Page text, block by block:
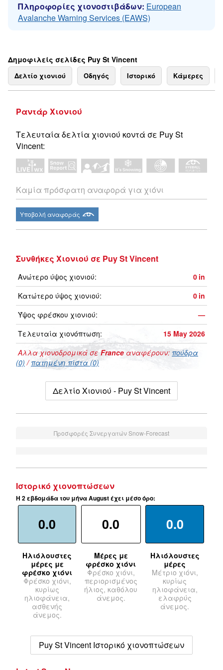
Πληροφορίες χιονοστιβάδων: European
Avalanche Warning Services (EAWS)
Δημοφιλείς σελίδες Puy St Vincent
Δελτίο χιονιού Οδηγός Ιστορικό Κάμερες
Ραντάρ Χιονιού
Τελευταία δελτία χιονιού κοντά σε Puy St
Vincent:
Καμία πρόσφατη αναφορά για χιόνι
Υποβολή αναφοράς
Συνθήκες Χιονιού σε Puy St Vincent
Ανώτερο ύψος χιονιού: 0 in
Κατώτερο ύψος χιονιού:
0 in
Ύψος φρέσκου χιονιού:
—
Τελευταία χιονόπτωση:
15 May 2026
Αλλα χιονοδρομικά σεFrance αναφέρουν: πούδρα
(0) /πατημένη πίστα (0)
Δελτίο Χιονιού - Puy St Vincent
Προσφορές Συνεργατών Snow-Forecast
Ιστορικό χιονοπτώσεων
Η 2 εβδομάδα του μήνα August έχει μέσο όρο:
0.0
Ηλιόλουστες
μέρες με
φρέσκο χιόνι
Φρέσκο χιόνι,
κυρίως
ηλιοφάνεια,
ασθενής
άνεμος.
0.0
Μέρες με
φρέσκο χιόνι
Φρέσκο χιόνι,
περιορισμένος
ήλιος, καθόλου
άνεμος.
0.0
Ηλιόλουστες
μέρες
Μέτριο χιόνι,
κυρίως
ηλιοφάνεια,
ελαφρύς
άνεμος.
Puy St Vincent Ιστορικό χιονοπτώσεων